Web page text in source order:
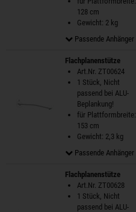
128 cm
Gewicht: 2 kg
Passende Anhänger
Flachplanenstütze
Art.Nr. ZT00624
1 Stück, Nicht
passend bei ALU-
Beplankung!
für Plattformbreite:
153 cm
Gewicht: 2,3 kg
Passende Anhänger
Flachplanenstütze
Art.Nr. ZT00628
1 Stück, Nicht
passend bei ALU-